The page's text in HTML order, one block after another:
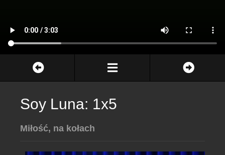
Soy Luna: 1x5
Miłość, na kołach